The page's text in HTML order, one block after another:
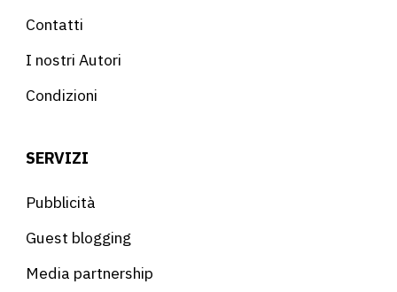
Contatti
I nostri Autori
Condizioni
SERVIZI
Pubblicità
Guest blogging
Media partnership